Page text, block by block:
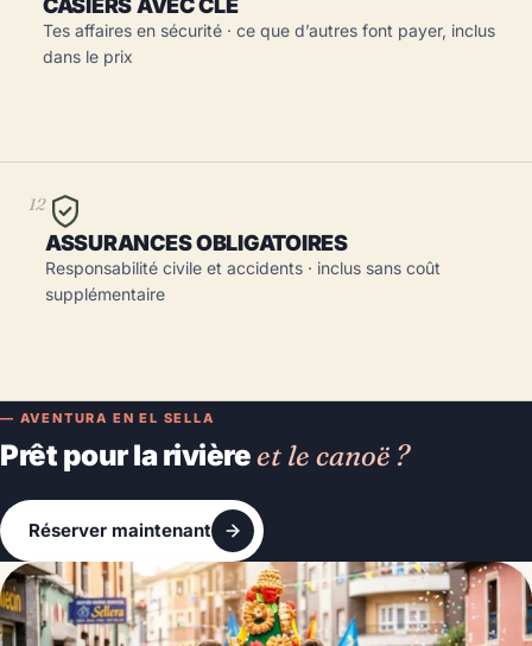
CASIERS AVEC CLÉ
Tes affaires en sécurité · ce que d’autres font payer, inclus
dans le prix
12
ASSURANCES OBLIGATOIRES
Responsabilité civile et accidents · inclus sans coût
supplémentaire
— AVENTURA EN EL SELLA
Prêt pour la rivièreet le canoë ?
Réserver maintenant